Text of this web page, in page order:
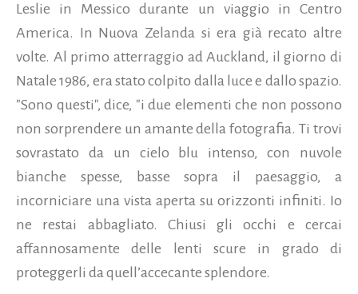
Leslie in Messico durante un viaggio in Centro
America. In Nuova Zelanda si era già recato altre
volte. Al primo atterraggio ad Auckland, il giorno di
Natale 1986, era stato colpito dalla luce e dallo spazio.
"Sono questi", dice, "i due elementi che non possono
non sorprendere un amante della fotografia.Ti trovi
sovrastato da un cielo blu intenso, con nuvole
bianche spesse, basse sopra il paesaggio, a
incorniciare una vista aperta su orizzonti infiniti. Io
ne restai abbagliato. Chiusi gli occhi e cercai
affannosamente delle lenti scure in grado di
proteggerli da quell’accecante splendore.